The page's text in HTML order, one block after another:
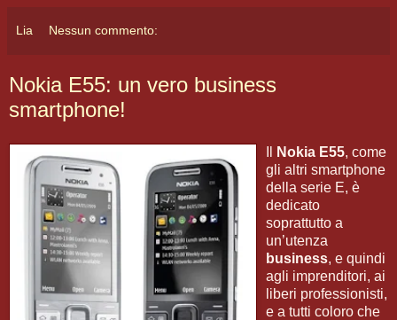
Lia Nessun commento:
Nokia E55: un vero business
smartphone!
Nokia E55, come
gli altri smartphone
della serie E, è
dedicato
soprattutto a
un’utenza
business, e quindi
agli imprenditori, ai
liberi professionisti,
e a tutti coloro che